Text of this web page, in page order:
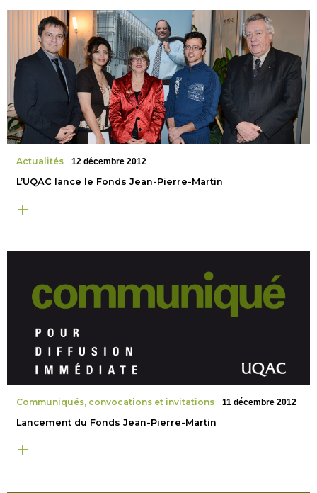
Actualités 12 décembre 2012
L’UQAC lance le Fonds Jean-Pierre-Martin
Communiqués, convocations et invitations 11 décembre 2012
Lancement du Fonds Jean-Pierre-Martin